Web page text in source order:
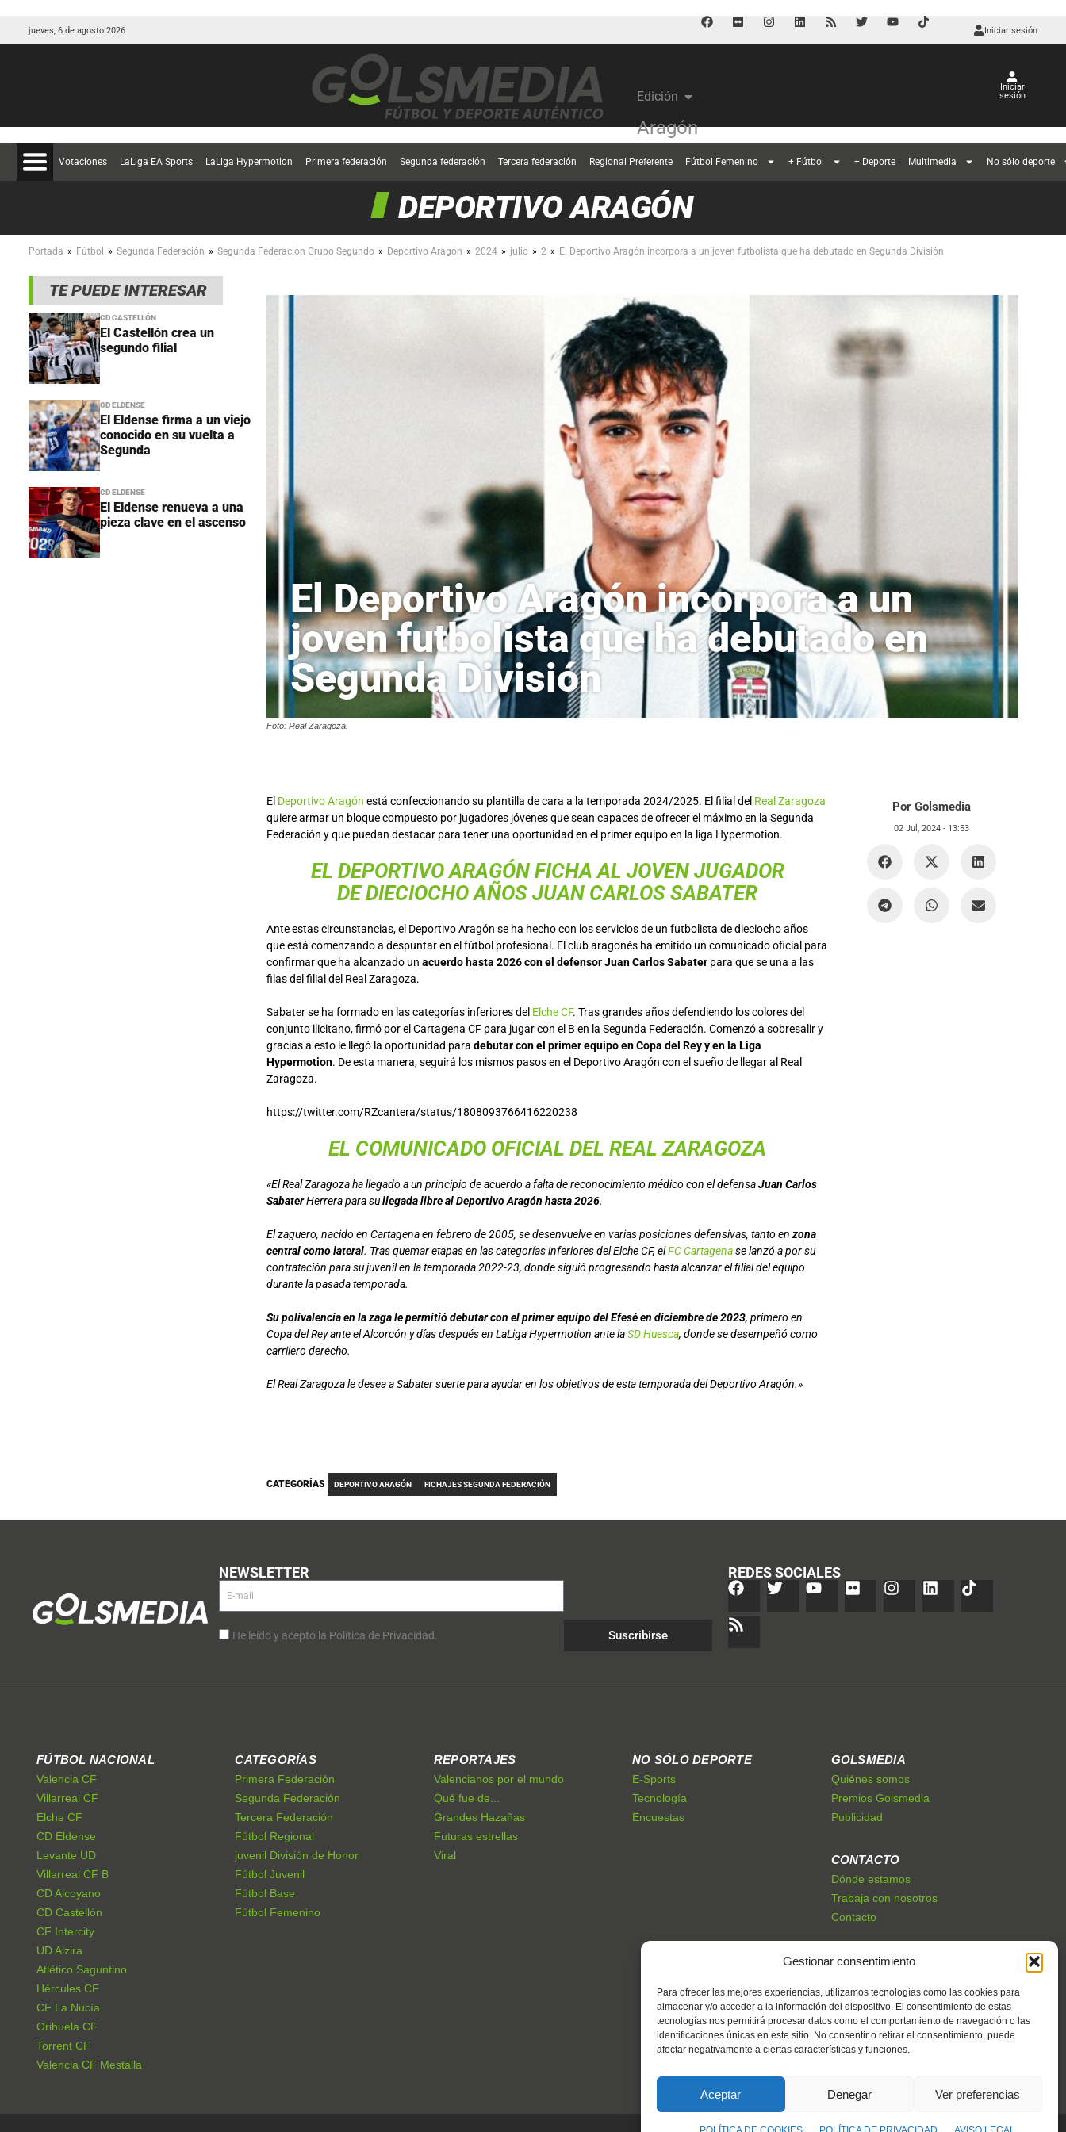
Gestionar consentimiento
Para ofrecer las mejores experiencias, utilizamos tecnologías como las cookies para
almacenar y/o acceder a la información del dispositivo. El consentimiento de estas
tecnologías nos permitirá procesar datos como el comportamiento de navegación o las
identificaciones únicas en este sitio. No consentir o retirar el consentimiento, puede
afectar negativamente a ciertas características y funciones.
Aceptar Denegar Ver preferencias
jueves, 6 de agosto 2026 Iniciar sesión
Edición
Aragón
Iniciar
sesión
Votaciones LaLiga EA Sports LaLiga Hypermotion Primera federación Segunda federación Tercera federación Regional Preferente Fútbol Femenino + Fútbol + Deporte Multimedia No sólo deporte
DEPORTIVO ARAGÓN
Portada » Fútbol » Segunda Federación » Segunda Federación Grupo Segundo » Deportivo Aragón » 2024 » julio » 2 » El Deportivo Aragón incorpora a un joven futbolista que ha debutado en Segunda División
TE PUEDE INTERESAR
CD CASTELLÓN
El Castellón crea un
segundo filial
CD ELDENSE
El Eldense firma a un viejo
conocido en su vuelta a
Segunda
CD ELDENSE
El Eldense renueva a una
pieza clave en el ascenso
El Deportivo Aragón incorpora a un
joven futbolista que ha debutado en
Segunda División
Foto: Real Zaragoza.
El Deportivo Aragón está confeccionando su plantilla de cara a la temporada 2024/2025. El filial del Real Zaragoza
quiere armar un bloque compuesto por jugadores jóvenes que sean capaces de ofrecer el máximo en la Segunda
Federación y que puedan destacar para tener una oportunidad en el primer equipo en la liga Hypermotion.
EL DEPORTIVO ARAGÓN FICHA AL JOVEN JUGADOR
DE DIECIOCHO AÑOS JUAN CARLOS SABATER
Ante estas circunstancias, el Deportivo Aragón se ha hecho con los servicios de un futbolista de dieciocho años
que está comenzando a despuntar en el fútbol profesional. El club aragonés ha emitido un comunicado oficial para
confirmar que ha alcanzado un acuerdo hasta 2026 con el defensor Juan Carlos Sabater para que se una a las
filas del filial del Real Zaragoza.
Sabater se ha formado en las categorías inferiores del Elche CF. Tras grandes años defendiendo los colores del
conjunto ilicitano, firmó por el Cartagena CF para jugar con el B en la Segunda Federación. Comenzó a sobresalir y
gracias a esto le llegó la oportunidad para debutar con el primer equipo en Copa del Rey y en la Liga
Hypermotion. De esta manera, seguirá los mismos pasos en el Deportivo Aragón con el sueño de llegar al Real
Zaragoza.
https://twitter.com/RZcantera/status/1808093766416220238
EL COMUNICADO OFICIAL DEL REAL ZARAGOZA
«El Real Zaragoza ha llegado a un principio de acuerdo a falta de reconocimiento médico con el defensaJuan Carlos
SabaterHerrera para sullegada libre al Deportivo Aragón hasta 2026.
El zaguero, nacido en Cartagena en febrero de 2005, se desenvuelve en varias posiciones defensivas, tanto en zona
central como lateral. Tras quemar etapas en las categorías inferiores del Elche CF, elFC Cartagenase lanzó a por su
contratación para su juvenil en la temporada 2022-23, donde siguió progresando hasta alcanzar el filial del equipo
durante la pasada temporada.
Su polivalencia en la zaga le permitió debutar con el primer equipo del Efesé en diciembre de 2023, primero en
Copa del Rey ante el Alcorcón y días después en LaLiga Hypermotion ante laSD Huesca, donde se desempeñó como
carrilero derecho.
El Real Zaragoza le desea a Sabater suerte para ayudar en los objetivos de esta temporada del Deportivo Aragón.»
Por Golsmedia
02 Jul, 2024 - 13:53
CATEGORÍAS DEPORTIVO ARAGÓN FICHAJES SEGUNDA FEDERACIÓN
NEWSLETTER
He leído y acepto la Política de Privacidad. Suscribirse
REDES SOCIALES
FÚTBOL NACIONAL
Valencia CF
Villarreal CF
Elche CF
CD Eldense
Levante UD
Villarreal CF B
CD Alcoyano
CD Castellón
CF Intercity
UD Alzira
Atlético Saguntino
Hércules CF
CF La Nucía
Orihuela CF
Torrent CF
Valencia CF Mestalla
CATEGORÍAS
Primera Federación
Segunda Federación
Tercera Federación
Fútbol Regional
juvenil División de Honor
Fútbol Juvenil
Fútbol Base
Fútbol Femenino
REPORTAJES
Valencianos por el mundo
Qué fue de...
Grandes Hazañas
Futuras estrellas
Viral
NO SÓLO DEPORTE
E-Sports
Tecnología
Encuestas
GOLSMEDIA
Quiénes somos
Premios Golsmedia
Publicidad
CONTACTO
Dónde estamos
Trabaja con nosotros
Contacto